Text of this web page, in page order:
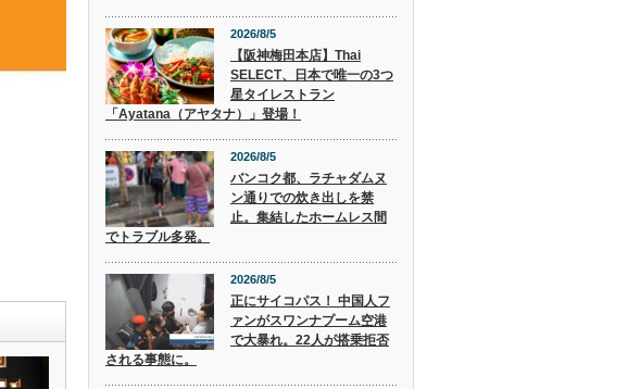
2026/8/5
【阪神梅田本店】Thai
SELECT、日本で唯一の3つ
星タイレストラン
「Ayatana（アヤタナ）」登場！
2026/8/5
バンコク都、ラチャダムヌ
ン通りでの炊き出しを禁
止。集結したホームレス間
でトラブル多発。
2026/8/5
正にサイコパス！ 中国人フ
ァンがスワンナプーム空港
で大暴れ。22人が搭乗拒否
される事態に。